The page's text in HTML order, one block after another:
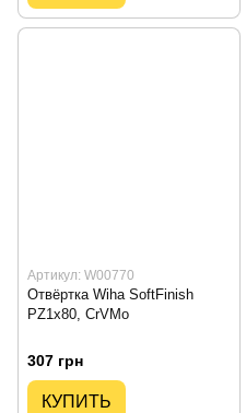
Артикул: W00770
Отвёртка Wiha SoftFinish
PZ1x80, CrVMo
307 грн
КУПИТЬ